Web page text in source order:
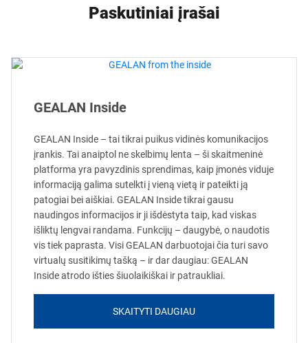
Paskutiniai įrašai
GEALAN Inside
GEALAN Inside – tai tikrai puikus vidinės komunikacijos
įrankis. Tai anaiptol ne skelbimų lenta – ši skaitmeninė
platforma yra pavyzdinis sprendimas, kaip įmonės viduje
informaciją galima sutelkti į vieną vietą ir pateikti ją
patogiai bei aiškiai. GEALAN Inside tikrai gausu
naudingos informacijos ir ji išdėstyta taip, kad viskas
išliktų lengvai randama. Funkcijų – daugybė, o naudotis
vis tiek paprasta. Visi GEALAN darbuotojai čia turi savo
virtualų susitikimų tašką – ir dar daugiau: GEALAN
Inside atrodo išties šiuolaikiškai ir patraukliai.
SKAITYTI DAUGIAU